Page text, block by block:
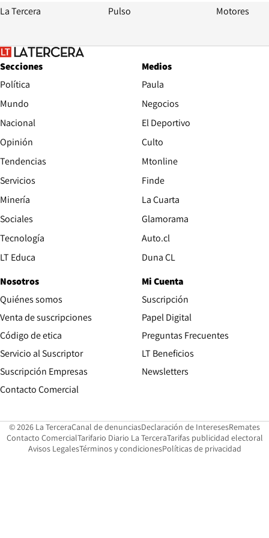
La Tercera Pulso Motores
Secciones
Política
Mundo
Nacional
Opinión
Tendencias
Servicios
Minería
Sociales
Tecnología
LT Educa
Medios
Paula
Negocios
El Deportivo
Culto
Mtonline
Finde
La Cuarta
Glamorama
Auto.clOpens in new window
Duna CLOpens in new window
Nosotros
Quiénes somos
Venta de suscripciones
Código de etica Opens in new window
Servicio al Suscriptor
Suscripción Empresas
Contacto ComercialOpens in new window
Mi Cuenta
Suscripción
Papel DigitalOpens in new
Preguntas Frecuentes
LT Beneficios
Newsletters
© 2026 La TerceraCanal de denunciasOpens in new window
Declaración de InteresesOpens in
Remates
Contacto ComercialOpens in new window
Tarifario Diario La TerceraOpens in new window
Tarifas publicidad electoral
Avisos LegalesOpens in new window
Términos y condicionesPolíticas de privacidad